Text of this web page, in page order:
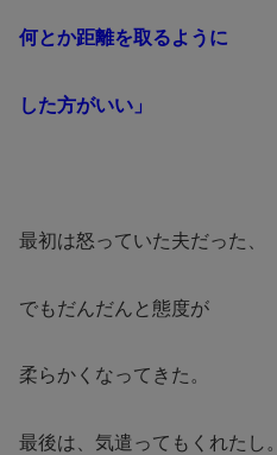
何とか距離を取るように
した方がいい」
最初は怒っていた夫だった、
でもだんだんと態度が
柔らかくなってきた。
最後は、気遣ってもくれたし。